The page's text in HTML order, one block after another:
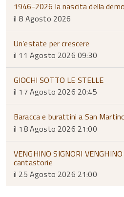
1946-2026 la nascita della
il 8 Agosto 2026
Un’estate per crescere
il 11 Agosto 2026 09:30
GIOCHI SOTTO LE STELLE
il 17 Agosto 2026 20:45
Baracca e burattini a San
il 18 Agosto 2026 21:00
VENGHINO SIGNORI
cantastorie
il 25 Agosto 2026 21:00